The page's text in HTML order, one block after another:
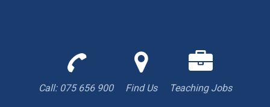
Call: 075 656 900
toFind Us
with
Teaching Jobs